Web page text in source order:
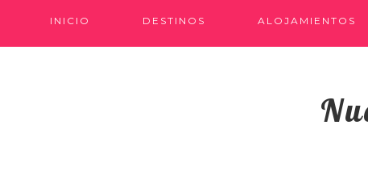
INICIO DESTINOS ALOJAMIENTOS